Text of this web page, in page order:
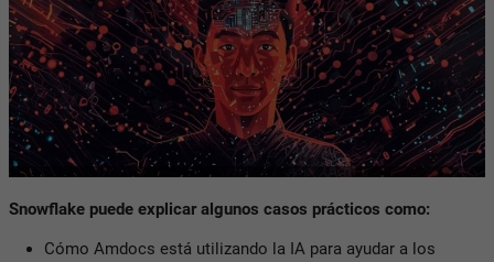
Snowflake puede explicar algunos casos prácticos como:
Cómo Amdocs está utilizando la IA para ayudar a los